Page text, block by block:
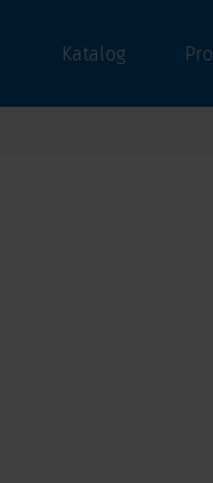
Katalog